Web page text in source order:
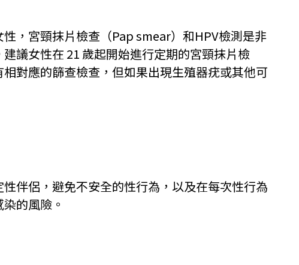
，宮頸抹片檢查（Pap smear）和HPV檢測是非
議女性在 21 歲起開始進行定期的宮頸抹片檢
對應的篩查檢查，但如果出現生殖器疣或其他可
伴侶，避免不安全的性行為，以及在每次性行為
的風險。